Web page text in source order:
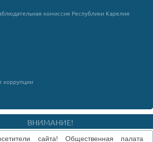
комиссия Республики Карелия
коррупции
ВНИМАНИЕ!
сайта! Общественная палата